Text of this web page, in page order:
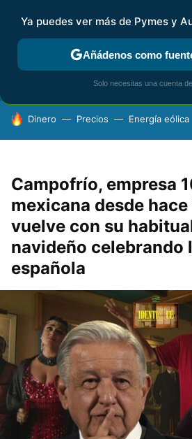
FISCALIDAD Y CONTABILIDAD KIT
HOY SE HABLA DE
Dinero Precios Energía eólica
Campofrío, empresa
mexicana desde hace
vuelve con su
navideño celebrando
española
Ya puedes ver más de Pymes y
Añádenos como
Solo necesitas una cuenta